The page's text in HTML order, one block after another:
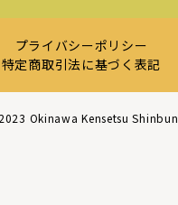
プライバシーポリシー
特定商取引法に基づく表記
Okinawa Kensetsu Shinbun